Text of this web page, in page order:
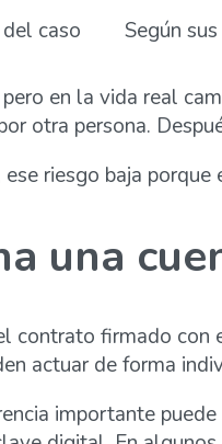
caso Según
en la vida real
otra persona.
ese riesgo baja
una
contrato firmado
actuar de forma
importante